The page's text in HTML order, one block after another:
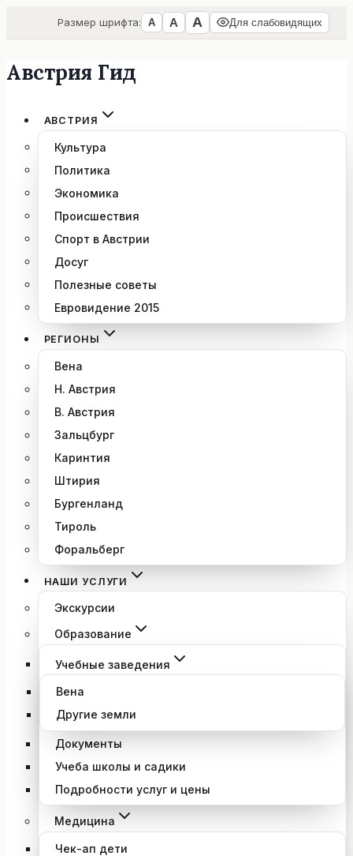
Размер шрифта: А А А Для слабовидящих
Перейти
содержимому
Австрия Гид
АВСТРИЯ
Культура
Политика
Экономика
Происшествия
Спорт в Австрии
Досуг
Полезные советы
Евровидение 2015
РЕГИОНЫ
Вена
Н. Австрия
В. Австрия
Зальцбург
Каринтия
Штирия
Бургенланд
Тироль
Форальберг
НАШИ УСЛУГИ
Экскурсии
Образование
Учебные заведения
Вена
Другие земли
Документы
Учеба школы и садики
Подробности услуг и цены
Медицина
Чек-ап дети